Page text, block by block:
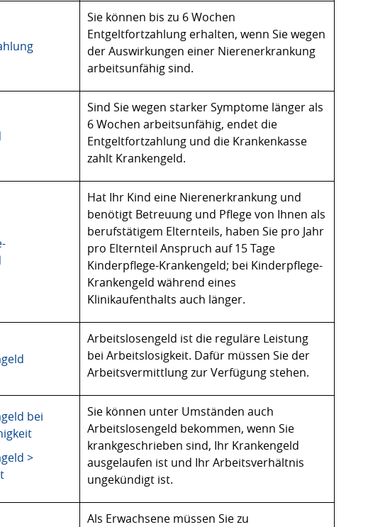
Sie können bis zu 6 Wochen
Entgeltfortzahlung erhalten, wenn Sie wegen
der Auswirkungen einer Nierenerkrankung
arbeitsunfähig sind.
Sind Sie wegen starker Symptome länger als
6 Wochen arbeitsunfähig, endet die
Entgeltfortzahlung und die Krankenkasse
zahlt Krankengeld.
Hat Ihr Kind eine Nierenerkrankung und
benötigt Betreuung und Pflege von Ihnen als
berufstätigem Elternteils, haben Sie pro Jahr
pro Elternteil Anspruch auf 15 Tage
Kinderpflege-Krankengeld; bei Kinderpflege-
Krankengeld während eines
Klinikaufenthalts auch länger.
Arbeitslosengeld ist die reguläre Leistung
bei Arbeitslosigkeit. Dafür müssen Sie der
Arbeitsvermittlung zur Verfügung stehen.
bei
>
Sie können unter Umständen auch
Arbeitslosengeld bekommen, wenn Sie
krankgeschrieben sind, Ihr Krankengeld
ausgelaufen ist und Ihr Arbeitsverhältnis
ungekündigt ist.
Als Erwachsene müssen Sie zu